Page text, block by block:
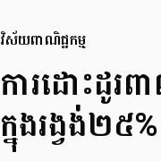
វិស័យពាណិជ្ជកម្ម
ការដោះដូរព
ក្នុងរង្វង់២៥